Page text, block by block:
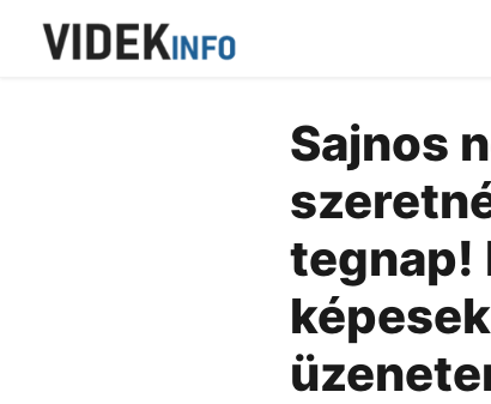
Sajnos
tegnap!